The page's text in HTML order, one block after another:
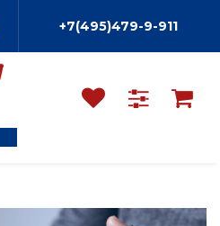
+7(495)479-9-911